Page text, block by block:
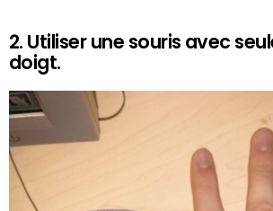
2. Utiliser une souris avec
doigt.